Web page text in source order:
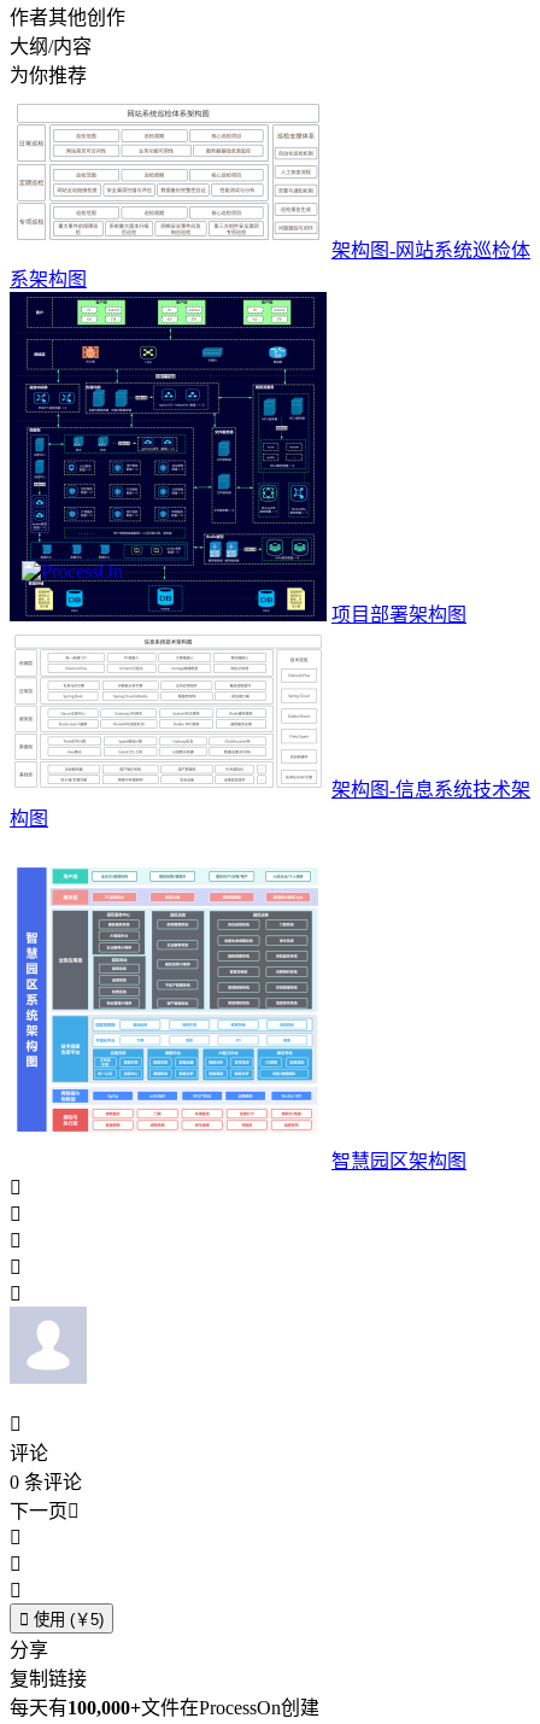
作者其他创作
大纲/内容
为你推荐
架构图-网站系统巡检体
系架构图
项目部署架构图
架构图-信息系统技术架
构图
智慧园区架构图






评论
0 条评论
下一页



 使用 (￥5)
分享
复制链接
每天有100,000+文件在ProcessOn创建